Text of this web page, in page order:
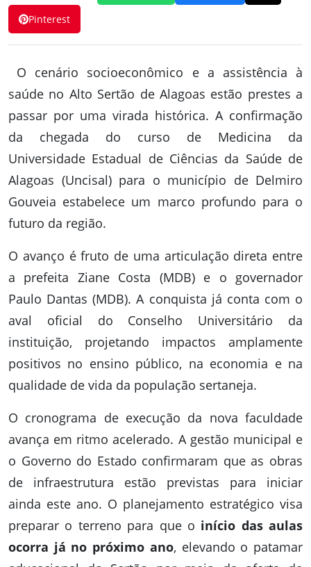
Pinterest
O cenário socioeconômico e a assistência à
saúde no Alto Sertão de Alagoas estão prestes a
passar por uma virada histórica. A confirmação
da chegada do curso de Medicina da
Universidade Estadual de Ciências da Saúde de
Alagoas (Uncisal) para o município de Delmiro
Gouveia estabelece um marco profundo para o
futuro da região.
O avanço é fruto de uma articulação direta entre
a prefeita Ziane Costa (MDB) e o governador
Paulo Dantas (MDB). A conquista já conta com o
aval oficial do Conselho Universitário da
instituição, projetando impactos amplamente
positivos no ensino público, na economia e na
qualidade de vida da população sertaneja.
O cronograma de execução da nova faculdade
avança em ritmo acelerado. A gestão municipal e
o Governo do Estado confirmaram que as obras
de infraestrutura estão previstas para iniciar
ainda este ano. O planejamento estratégico visa
preparar o terreno para que o início das aulas
ocorra já no próximo ano, elevando o patamar